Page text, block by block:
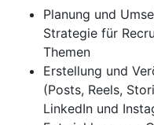
Planung und
Strategie für
Themen
Erstellung und
(Posts, Reels,
LinkedIn und